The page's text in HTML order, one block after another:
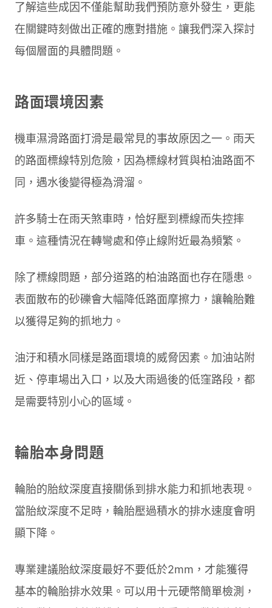
了解這些成因不僅能幫助我們預防意外發生，更能
在關鍵時刻做出正確的應對措施。讓我們深入探討
每個層面的具體問題。
路面環境因素
機車濕滑路面打滑是最常見的事故原因之一。雨天
的路面標線特別危險，因為標線材質與柏油路面不
同，遇水後變得極為滑溜。
許多騎士在雨天煞車時，恰好壓到標線而失控摔
車。這種情況在轉彎處和停止線附近最為頻繁。
除了標線問題，部分道路的柏油路面也存在隱患。
表面散布的砂礫會大幅降低路面摩擦力，讓輪胎難
以獲得足夠的抓地力。
油汙和積水同樣是路面環境的威脅因素。加油站附
近、停車場出入口，以及大雨過後的低窪路段，都
是需要特別小心的區域。
輪胎本身問題
輪胎的胎紋深度直接關係到排水能力和抓地表現。
當胎紋深度不足時，輪胎壓過積水的排水速度會明
顯下降。
專業建議胎紋深度最好不要低於2mm，才能獲得
基本的輪胎排水效果。可以用十元硬幣簡單檢測，